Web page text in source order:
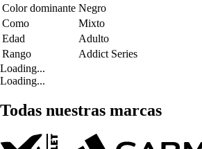
Color dominante Negro
Como
Mixto
Edad
Adulto
Rango
Addict Series
Loading...
Loading...
Todas nuestras marcas